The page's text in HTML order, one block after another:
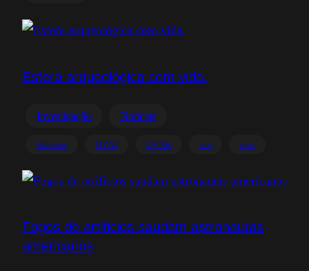
Esfera arqueológica com vida.
Investigação Noticias
abduções OVNI OVNIs ufo ufos
Fogos de artificios saudam astronautas
americanos